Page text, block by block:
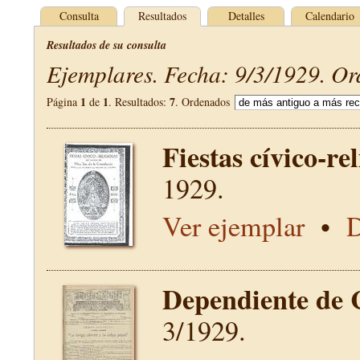
Consulta Resultados Detalles Calendario
Resultados de su consulta
Ejemplares. Fecha: 9/3/1929.
Página 1 de 1. Resultados: 7. Ordenados
Fiestas cívico-
1929.
Ver ejemplar•
Dependiente de
3/1929.